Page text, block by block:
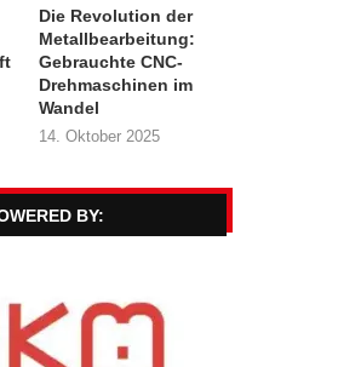
Die Revolution der
Metallbearbeitung:
Gebrauchte CNC-
Drehmaschinen im
Wandel
14. Oktober 2025
BY: